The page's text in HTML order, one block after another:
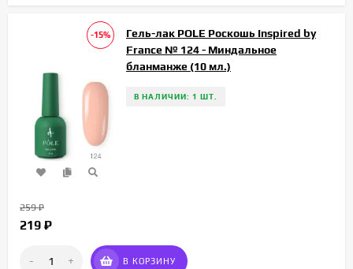
-15%
Гель-лак POLE Роскошь Inspired by
France № 124 - Миндальное
бланманже (10 мл.)
В НАЛИЧИИ: 1 ШТ.
259₽
219 ₽
- + В КОРЗИНУ